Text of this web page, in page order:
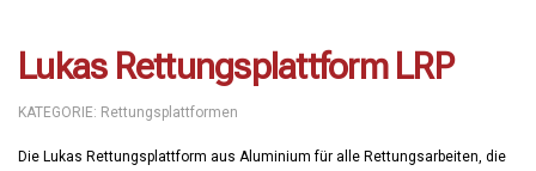
Lukas Rettungsplattform LRP
KATEGORIE: Rettungsplattformen
Die Lukas Rettungsplattform aus Aluminium für alle Rettungsarbeiten, die